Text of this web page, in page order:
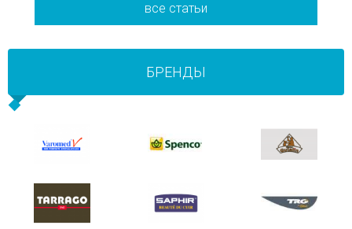
все статьи
БРЕНДЫ